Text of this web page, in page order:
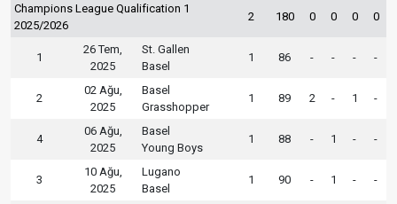
Champions League Qualification 1
2025/2026
2 180 0 0 0 0
1
26 Tem,
2025
St. Gallen
Basel
1 86 - - - -
2
02 Ağu,
2025
Basel
Grasshopper
1 89 2 - 1 -
4
06 Ağu,
2025
Basel
Young Boys
1 88 - 1 - -
3
10 Ağu,
2025
Lugano
Basel
1 90 - 1 - -